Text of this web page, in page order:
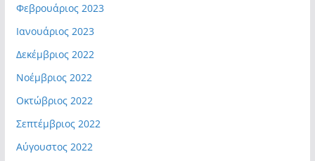
Φεβρουάριος 2023
Ιανουάριος 2023
Δεκέμβριος 2022
Νοέμβριος 2022
Οκτώβριος 2022
Σεπτέμβριος 2022
Αύγουστος 2022